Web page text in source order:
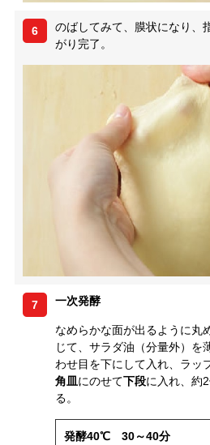
6
のばしてみて、膜状になり、
がり完了。
7 一次発酵
なめらかな面が出るように丸
じて、サラダ油（分量外）を
わせ目を下にして入れ、ラッ
角皿 にのせて下段に入れ、約
る。
発酵40℃ 30～40分